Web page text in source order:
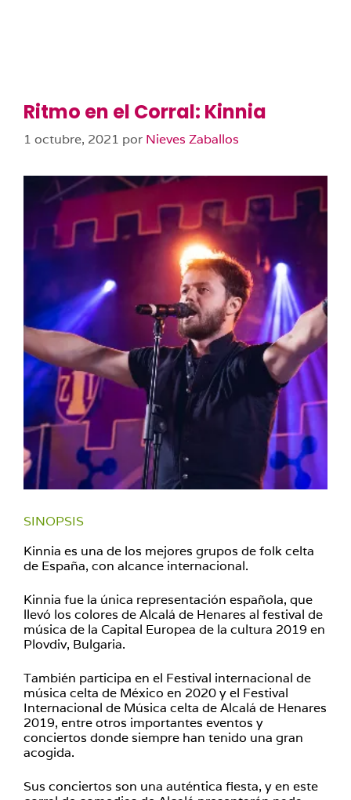
Ritmo en el Corral: Kinnia
1 octubre, 2021 por Nieves Zaballos
SINOPSIS
Kinnia es una de los mejores grupos de folk celta
de España, con alcance internacional.
Kinnia fue la única representación española, que
llevó los colores de Alcalá de Henares al festival de
música de la Capital Europea de la cultura 2019 en
Plovdiv, Bulgaria.
También participa en el Festival internacional de
música celta de México en 2020 y el Festival
Internacional de Música celta de Alcalá de Henares
2019, entre otros importantes eventos y
conciertos donde siempre han tenido una gran
acogida.
Sus conciertos son una auténtica fiesta, y en este